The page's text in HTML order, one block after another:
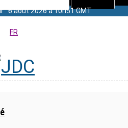
: 6 août 2026 à 10h51 GMT
FR